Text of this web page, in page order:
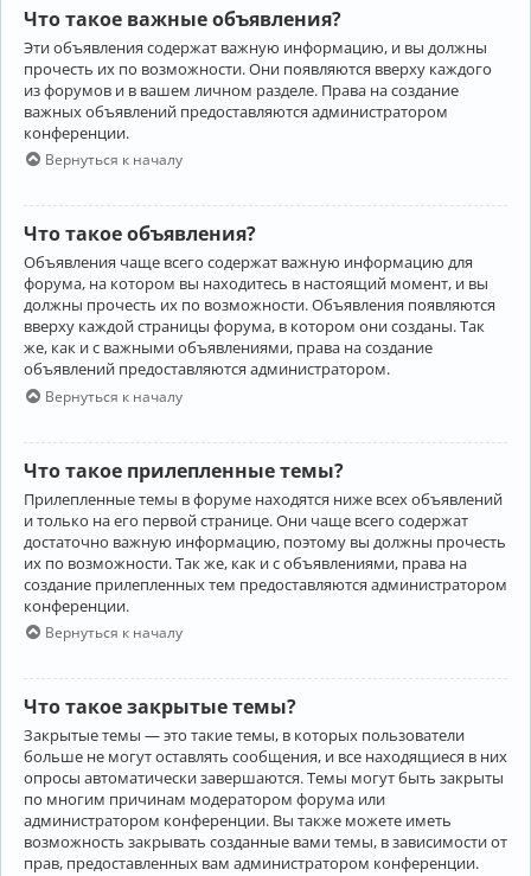
Что такое важные объявления?
Эти объявления содержат важную информацию, и вы должны
прочесть их по возможности. Они появляются вверху каждого
из форумов и в вашем личном разделе. Права на создание
важных объявлений предоставляются администратором
конференции.
Вернуться к началу
Что такое объявления?
Объявления чаще всего содержат важную информацию для
форума, на котором вы находитесь в настоящий момент, и вы
должны прочесть их по возможности. Объявления появляются
вверху каждой страницы форума, в котором они созданы. Так
же, как и с важными объявлениями, права на создание
объявлений предоставляются администратором.
Вернуться к началу
Что такое прилепленные темы?
Прилепленные темы в форуме находятся ниже всех объявлений
и только на его первой странице. Они чаще всего содержат
достаточно важную информацию, поэтому вы должны прочесть
их по возможности. Так же, как и с объявлениями, права на
создание прилепленных тем предоставляются администратором
конференции.
Вернуться к началу
Что такое закрытые темы?
Закрытые темы — это такие темы, в которых пользователи
больше не могут оставлять сообщения, и все находящиеся в них
опросы автоматически завершаются. Темы могут быть закрыты
по многим причинам модератором форума или
администратором конференции. Вы также можете иметь
возможность закрывать созданные вами темы, в зависимости от
прав, предоставленных вам администратором конференции.